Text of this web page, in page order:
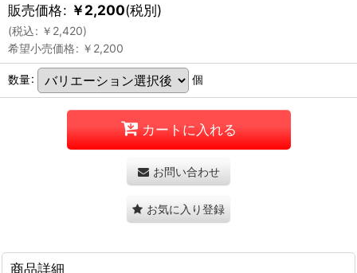
販売価格: ￥2,200(税別)
(税込: ￥ 2,420)
希望小売価格: ￥ 2,200
数量: 個
カートに入れる
お問い合わせ
お気に入り登録
商品詳細